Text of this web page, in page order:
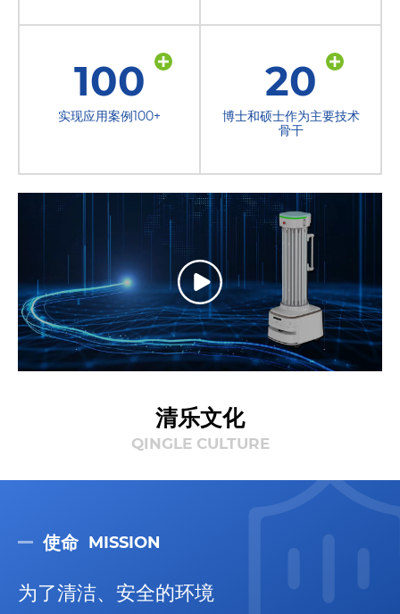
100
实现应用案例100+
20
博士和硕士作为主要技术
骨干
清乐文化
QINGLE CULTURE
使命 MISSION
为了清洁、安全的环境